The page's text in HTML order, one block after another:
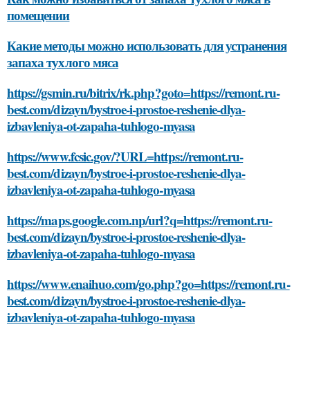
помещении
Какие методы можно использовать для устранения
запаха тухлого мяса
https://gsmin.ru/bitrix/rk.php?goto=https://remont.ru-
best.com/dizayn/bystroe-i-prostoe-reshenie-dlya-
izbavleniya-ot-zapaha-tuhlogo-myasa
https://www.fcsic.gov/?URL=https://remont.ru-
best.com/dizayn/bystroe-i-prostoe-reshenie-dlya-
izbavleniya-ot-zapaha-tuhlogo-myasa
https://maps.google.com.np/url?q=https://remont.ru-
best.com/dizayn/bystroe-i-prostoe-reshenie-dlya-
izbavleniya-ot-zapaha-tuhlogo-myasa
https://www.enaihuo.com/go.php?go=https://remont.ru-
best.com/dizayn/bystroe-i-prostoe-reshenie-dlya-
izbavleniya-ot-zapaha-tuhlogo-myasa